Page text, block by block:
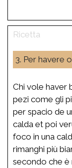
3. Per havere
Chi vole haver
pezi come gli
per spacio de
calda et poi
foco in una
rimanghi più
secondo che è